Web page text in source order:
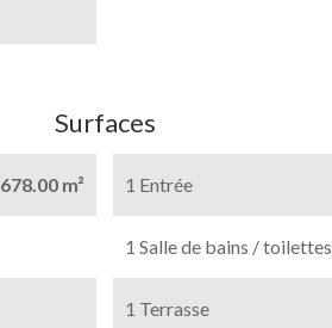
Surfaces
678.00 m² 1 Entrée
1 Salle de bains / toilettes
1 Terrasse